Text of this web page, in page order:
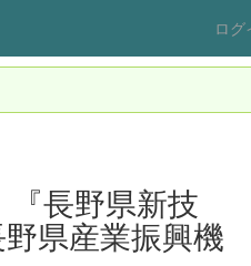
ログ
長野県新技
県産業振興機